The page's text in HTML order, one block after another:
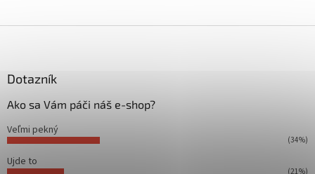
Dotazník
Ako sa Vám páči náš e-shop?
Veľmi pekný
(34%)
Ujde to
(21%)